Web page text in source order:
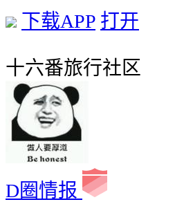
下载APP 打开
十六番旅行社区
D圈情报